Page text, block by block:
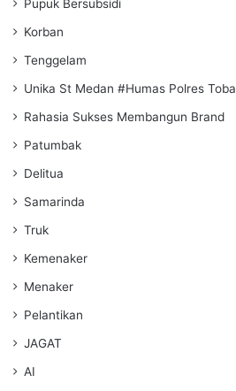
Pupuk Bersubsidi
Korban
Tenggelam
Unika St Medan #Humas Polres Toba
Rahasia Sukses Membangun Brand
Patumbak
Delitua
Samarinda
Truk
Kemenaker
Menaker
Pelantikan
JAGAT
AI